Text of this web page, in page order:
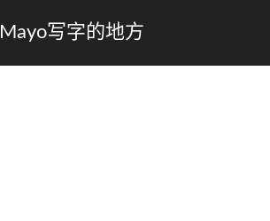
Mayo写字的地方